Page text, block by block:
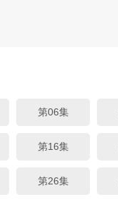
第06集
第16集
第26集